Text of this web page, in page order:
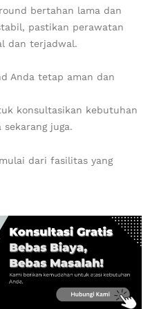
bertahan lama dan
pastikan perawatan
dan terjadwal.
Anda tetap aman dan
konsultasikan kebutuhan
juga.
dari fasilitas yang